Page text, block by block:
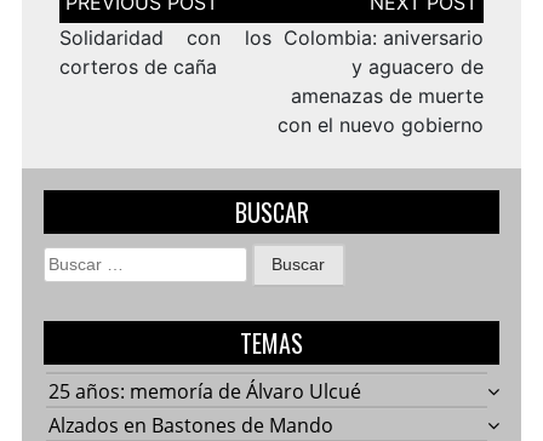
de
entradas
Solidaridad con los
corteros de caña
Colombia: aniversario
y aguacero de
amenazas de muerte
con el nuevo gobierno
BUSCAR
Buscar:
TEMAS
25 años: memoría de Álvaro Ulcué
Alzados en Bastones de Mando